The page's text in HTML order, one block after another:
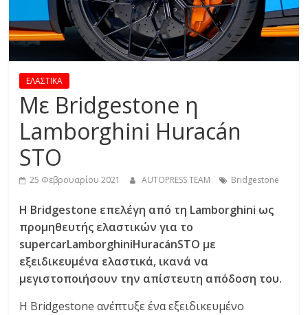
R
E
S
S
ΕΛΑΣΤΙΚΑ
Με Bridgestone η
Lamborghini Huracán
STO
25 Φεβρουαρίου 2021 AUTOPRESS TEAM Bridgestone
Η Bridgestone επελέγη από τη Lamborghini ως
προμηθευτής ελαστικών για το
supercarLamborghiniHuracánSTO με
εξειδικευμένα ελαστικά, ικανά να
μεγιστοποιήσουν την απίστευτη απόδοση του.
Η Bridgestone ανέπτυξε ένα εξειδικευμένο